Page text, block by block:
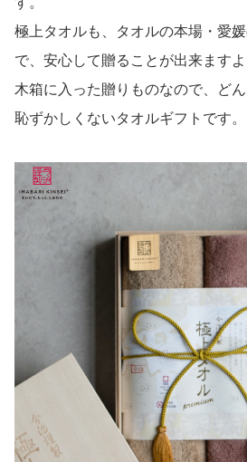
極上タオルも、タオルの本場・愛
で、安心して贈ることが出来ますよ
木箱に入った贈りものなので、ど
恥ずかしくないタオルギフトです。